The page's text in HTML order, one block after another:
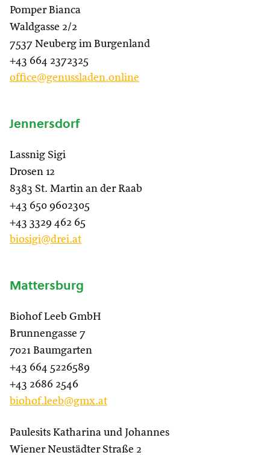
Pomper Bianca
Waldgasse 2/2
7537 Neuberg im Burgenland
+43 664 2372325
office@genussladen.online
Jennersdorf
Lassnig Sigi
Drosen 12
8383 St. Martin an der Raab
+43 650 9602305
+43 3329 462 65
biosigi@drei.at
Mattersburg
Biohof Leeb GmbH
Brunnengasse 7
7021 Baumgarten
+43 664 5226589
+43 2686 2546
biohof.leeb@gmx.at
Paulesits Katharina und Johannes
Wiener Neustädter Straße 2